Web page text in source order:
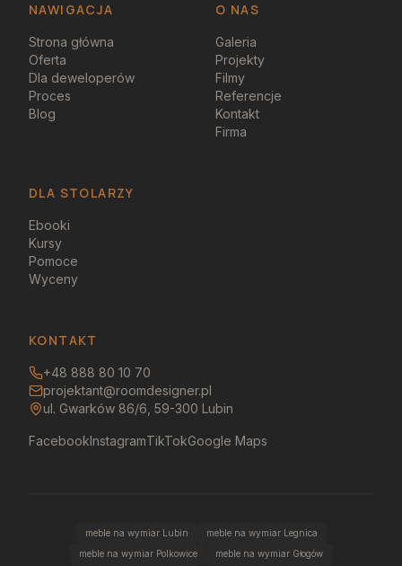
NAWIGACJA O NAS
Strona główna
Oferta
Dla deweloperów
Proces
Blog
Galeria
Projekty
Filmy
Referencje
Kontakt
Firma
DLA STOLARZY
Ebooki
Kursy
Pomoce
Wyceny
KONTAKT
+48 888 80 10 70
projektant@roomdesigner.pl
ul. Gwarków 86/6, 59-300 Lubin
FacebookInstagramTikTokGoogle Maps
meble na wymiar Lubin
meble na wymiar Legnica
meble na wymiar Polkowice
meble na wymiar Głogów